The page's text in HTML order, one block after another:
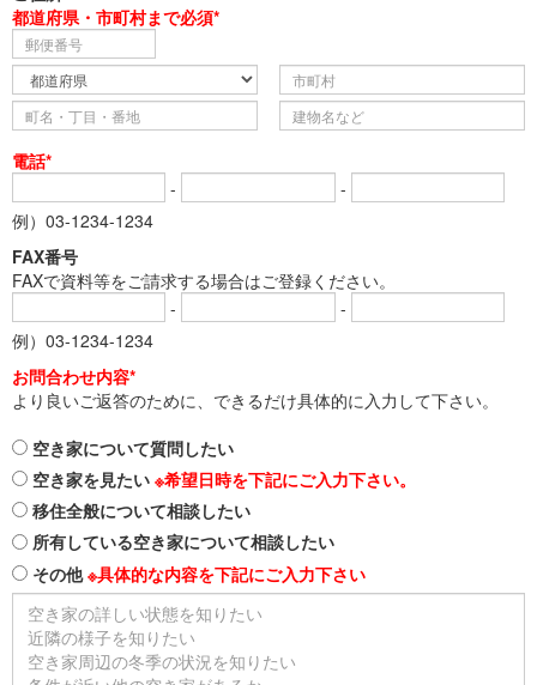
都道府県・市町村まで必須*
電話*
-
-
例）03-1234-1234
FAX番号
FAXで資料等をご請求する場合はご登録ください。
-
-
例）03-1234-1234
お問合わせ内容*
より良いご返答のために、できるだけ具体的に入力して下さい。
空き家について質問したい
空き家を見たい ※希望日時を下記にご入力下さい。
移住全般について相談したい
所有している空き家について相談したい
その他※具体的な内容を下記にご入力下さい